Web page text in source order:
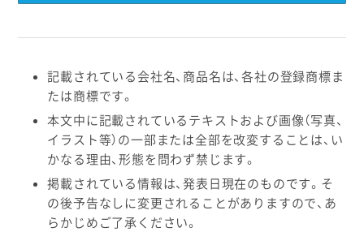
記載されている会社名、商品名は、各社の登録商標ま
たは商標です。
本文中に記載されているテキストおよび画像（写真、
イラスト等）の一部または全部を改変することは、い
かなる理由、形態を問わず禁じます。
掲載されている情報は、発表日現在のものです。そ
の後予告なしに変更されることがありますので、あ
らかじめご了承ください。